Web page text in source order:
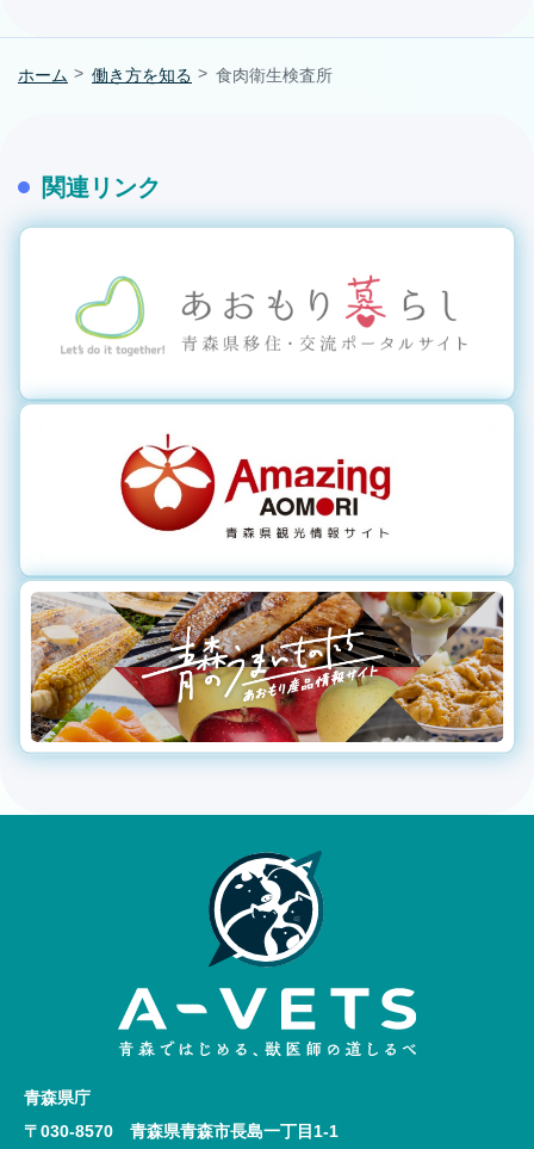
ホーム 働き方を知る 食肉衛生検査所
関連リンク
青森県庁
〒030-8570 青森県青森市長島一丁目1-1